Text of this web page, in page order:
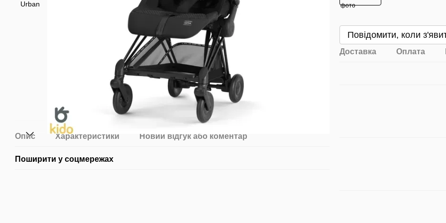
Опис Характеристики Новий відгук або коментар
Поширити у соцмережах
Повідомити, коли
Доставка Оплата